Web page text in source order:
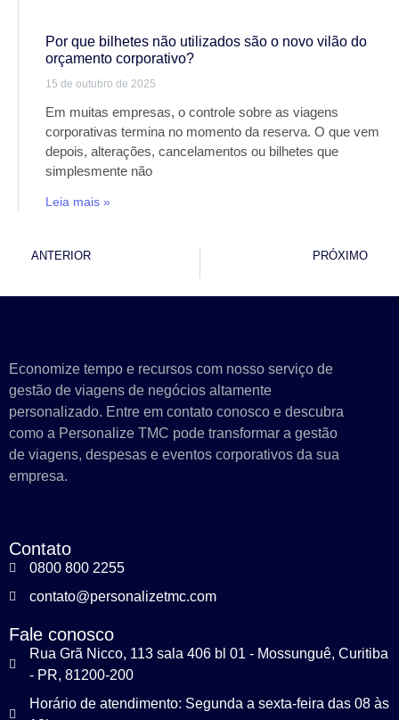
Por que bilhetes não utilizados são o novo vilão do
orçamento corporativo?
15 de outubro de 2025
Em muitas empresas, o controle sobre as viagens
corporativas termina no momento da reserva. O que vem
depois, alterações, cancelamentos ou bilhetes que
simplesmente não
Leia mais »
ANTERIOR PRÓXIMO
Economize tempo e recursos com nosso serviço de
gestão de viagens de negócios altamente
personalizado. Entre em contato conosco e descubra
como a Personalize TMC pode transformar a gestão
de viagens, despesas e eventos corporativos da sua
empresa.
Contato
0800 800 2255
contato@personalizetmc.com
Fale conosco
Rua Grã Nicco, 113 sala 406 bl 01 - Mossunguê, Curitiba
- PR, 81200-200
Horário de atendimento: Segunda a sexta-feira das 08 às